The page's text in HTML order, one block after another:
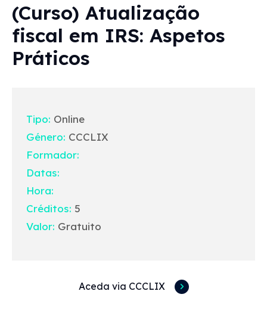
(Curso) Atualização
fiscal em IRS: Aspetos
Práticos
Tipo: Online
Género: CCCLIX
Formador:
Datas:
Hora:
Créditos: 5
Valor: Gratuito
Aceda via CCCLIX